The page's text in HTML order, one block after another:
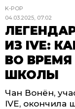
K-POP
04.03.2025, 07:02
ИЗ IVE:
ВО
ШКОЛЫ
Чан Вонён,
IVE, окончила